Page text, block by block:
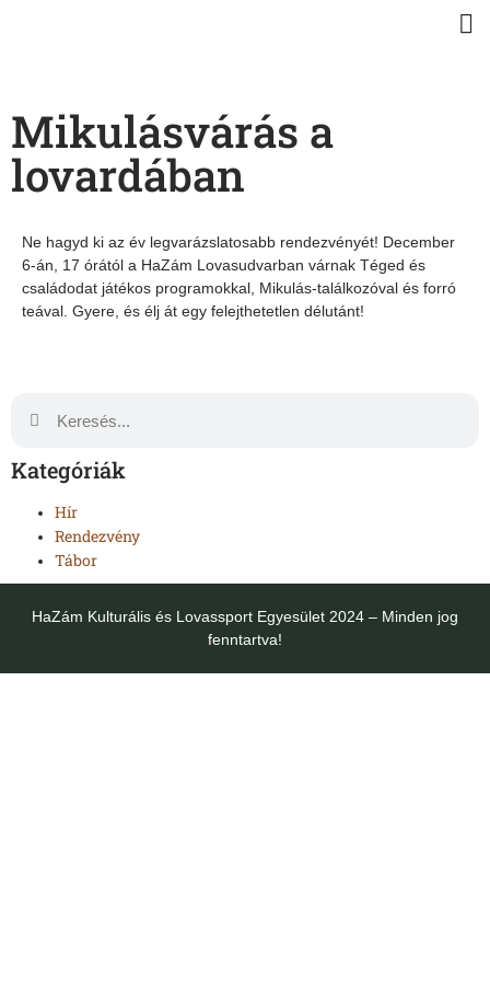
Mikulásvárás a
lovardában
Ne hagyd ki az év legvarázslatosabb rendezvényét! December
6-án, 17 órától a HaZám Lovasudvarban várnak Téged és
családodat játékos programokkal, Mikulás-találkozóval és forró
teával. Gyere, és élj át egy felejthetetlen délutánt!
Kategóriák
Hír
Rendezvény
Tábor
HaZám Kulturális és Lovassport Egyesület 2024 – Minden jog
fenntartva!